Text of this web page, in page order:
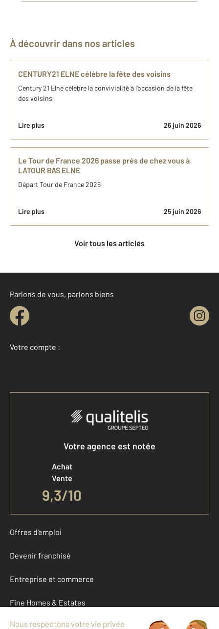
À découvrir dans nos articles
CENTURY21 ELNE célèbre la fête des voisins
Century 21 Elne célèbre la convivialité à l'occasion de la fête
des voisins
Lire plus 26 juin 2026
Le Tour de France 2026 passe près de chez vous à
LATOUR BAS ELNE
Départ Tour de France 2026
Lire plus 25 juin 2026
Voir tous les articles
Parlons de vous, parlons biens
Votre compte :
Accéder à mon compte
Votre agence est notée
Achat
Vente
9,3/10
Offres d'emploi
Devenir franchisé
Entreprise et commerce
Fine Homes & Estates
À propos